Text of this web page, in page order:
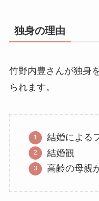
独身の理由
竹野内豊さんが独身
られます。
結婚による
結婚観
高齢の母親